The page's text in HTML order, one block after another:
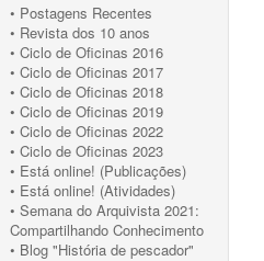
• Postagens Recentes
• Revista dos 10 anos
• Ciclo de Oficinas 2016
• Ciclo de Oficinas 2017
• Ciclo de Oficinas 2018
• Ciclo de Oficinas 2019
• Ciclo de Oficinas 2022
• Ciclo de Oficinas 2023
• Está online! (Publicações)
• Está online! (Atividades)
• Semana do Arquivista 2021:
Compartilhando Conhecimento
• Blog "História de pescador"